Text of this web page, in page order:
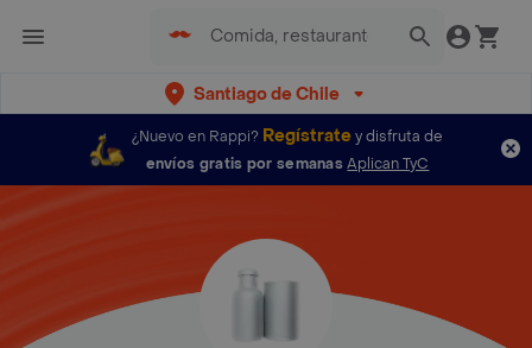
Santiago de Chile
¿Nuevo en Rappi? Regístratey disfruta de
envíos gratis por semanas Aplican TyC